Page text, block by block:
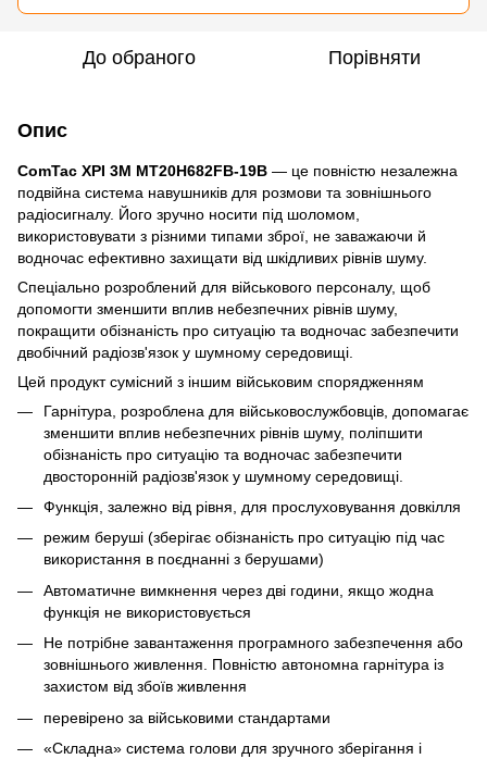
До обраного Порівняти
Опис
ComTac XPI 3M MT20H682FB-19B — це повністю незалежна
подвійна система навушників для розмови та зовнішнього
радіосигналу. Його зручно носити під шоломом,
використовувати з різними типами зброї, не заважаючи й
водночас ефективно захищати від шкідливих рівнів шуму.
Спеціально розроблений для військового персоналу, щоб
допомогти зменшити вплив небезпечних рівнів шуму,
покращити обізнаність про ситуацію та водночас забезпечити
двобічний радіозв'язок у шумному середовищі.
Цей продукт сумісний з іншим військовим спорядженням
Гарнітура, розроблена для військовослужбовців, допомагає
зменшити вплив небезпечних рівнів шуму, поліпшити
обізнаність про ситуацію та водночас забезпечити
двосторонній радіозв'язок у шумному середовищі.
Функція, залежно від рівня, для прослуховування довкілля
режим беруші (зберігає обізнаність про ситуацію під час
використання в поєднанні з берушами)
Автоматичне вимкнення через дві години, якщо жодна
функція не використовується
Не потрібне завантаження програмного забезпечення або
зовнішнього живлення. Повністю автономна гарнітура із
захистом від збоїв живлення
перевірено за військовими стандартами
«Складна» система голови для зручного зберігання і